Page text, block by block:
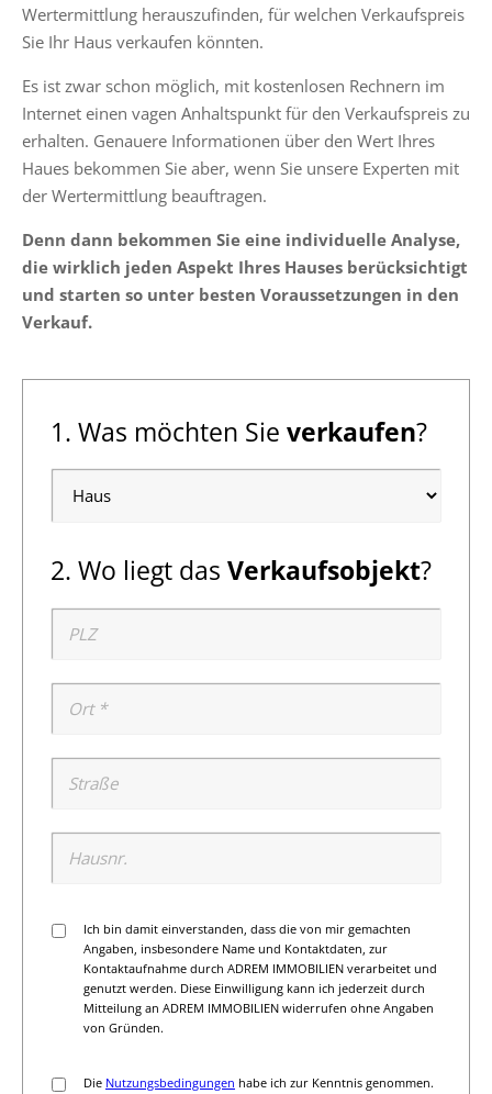
Wertermittlung herauszufinden, für welchen Verkaufspreis
Sie Ihr Haus verkaufen könnten.
Es ist zwar schon möglich, mit kostenlosen Rechnern im
Internet einen vagen Anhaltspunkt für den Verkaufspreis zu
erhalten. Genauere Informationen über den Wert Ihres
Haues bekommen Sie aber, wenn Sie unsere Experten mit
der Wertermittlung beauftragen.
Denn dann bekommen Sie eine individuelle Analyse,
die wirklich jeden Aspekt Ihres Hauses berücksichtigt
und starten so unter besten Voraussetzungen in den
Verkauf.